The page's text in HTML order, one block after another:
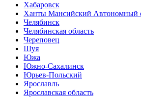
Хабаровск
Ханты Мансийский Автономный
Челябинск
Челябинская область
Череповец
Шуя
Южа
Южно-Сахалинск
Юрьев-Польский
Ярославль
Ярославская область